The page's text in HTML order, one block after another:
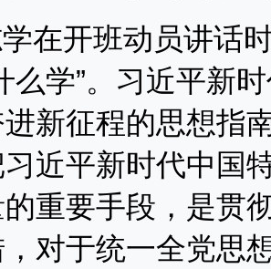
在开班动员讲话
么学”。习近平新
新征程的思想指
近平新时代中国
重要手段，是贯
对于统一全党思